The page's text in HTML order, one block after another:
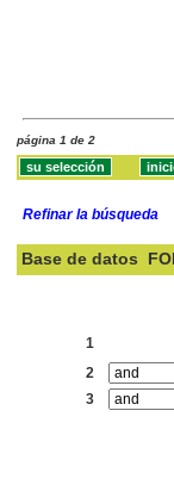
página 1 de 2
Refinar la búsqueda
Base de datos
1
2
3